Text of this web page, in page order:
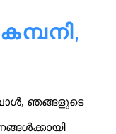
ഞങ്ങളുടെ